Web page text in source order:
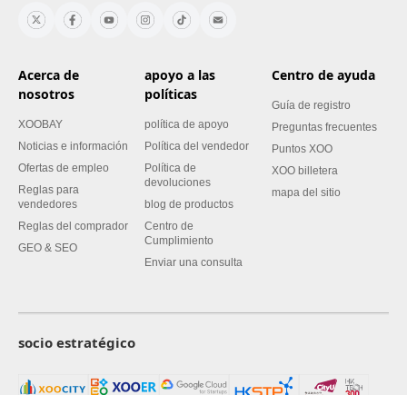
Acerca de
nosotros
XOOBAY
Noticias e información
Ofertas de empleo
Reglas para
vendedores
Reglas del comprador
GEO & SEO
apoyo a las
políticas
política de apoyo
Política del vendedor
Política de
devoluciones
blog de productos
Centro de
Cumplimiento
Enviar una consulta
Centro de ayuda
Guía de registro
Preguntas frecuentes
Puntos XOO
XOO billetera
mapa del sitio
socio estratégico